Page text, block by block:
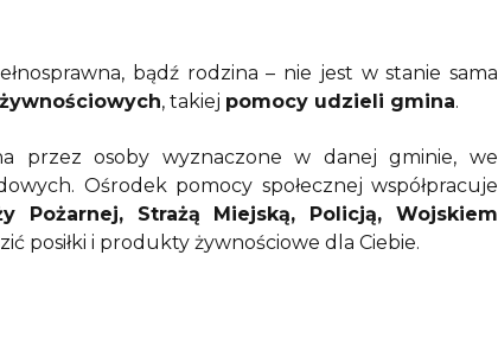
bądź rodzina – nie jest w stanie sama
, takiej pomocy udzieli gmina.
przez osoby wyznaczone w danej gminie, we
Ośrodek pomocy społecznej współpracuje
Pożarnej, Strażą Miejską, Policją, Wojskiem
posiłki i produkty żywnościowe dla Ciebie.